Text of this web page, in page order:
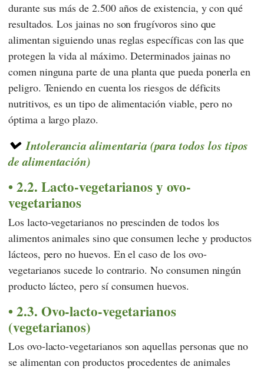
durante sus más de 2.500 años de existencia, y con qué
resultados. Los jainas no son frugívoros sino que
alimentan siguiendo unas reglas específicas con las que
protegen la vida al máximo. Determinados jainas no
comen ninguna parte de una planta que pueda ponerla en
peligro. Teniendo en cuenta los riesgos de déficits
nutritivos, es un tipo de alimentación viable, pero no
óptima a largo plazo.
Intolerancia alimentaria (para todos los tipos
de alimentación)
2.2. Lacto-vegetarianos y ovo-
vegetarianos
Los lacto-vegetarianos no prescinden de todos los
alimentos animales sino que consumen leche y productos
lácteos, pero no huevos. En el caso de los ovo-
vegetarianos sucede lo contrario. No consumen ningún
producto lácteo, pero sí consumen huevos.
2.3. Ovo-lacto-vegetarianos
(vegetarianos)
Los ovo-lacto-vegetarianos son aquellas personas que no
se alimentan con productos procedentes de animales